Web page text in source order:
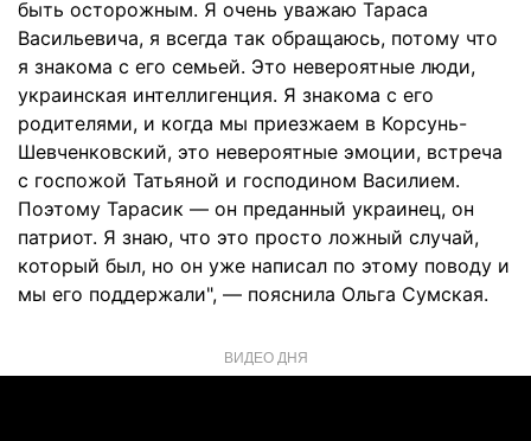
быть осторожным. Я очень уважаю Тараса
Васильевича, я всегда так обращаюсь, потому что
я знакома с его семьей. Это невероятные люди,
украинская интеллигенция. Я знакома с его
родителями, и когда мы приезжаем в Корсунь-
Шевченковский, это невероятные эмоции, встреча
с госпожой Татьяной и господином Василием.
Поэтому Тарасик — он преданный украинец, он
патриот. Я знаю, что это просто ложный случай,
который был, но он уже написал по этому поводу и
мы его поддержали", — пояснила Ольга Сумская.
ВИДЕО ДНЯ